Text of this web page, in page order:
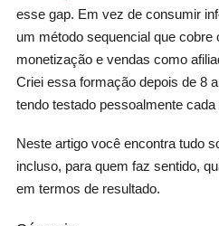
esse gap. Em vez de consumir
um método sequencial que cobre
monetização e vendas como
Criei essa formação depois de 8
tendo testado pessoalmente
Neste artigo você encontra tudo
incluso, para quem faz sentido,
em termos de resultado.